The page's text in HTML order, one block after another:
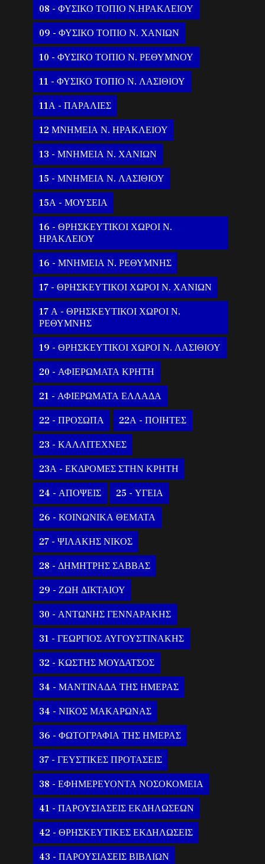
08 - ΦΥΣΙΚΟ ΤΟΠΙΟ Ν.ΗΡΑΚΛΕΙΟΥ
09 - ΦΥΣΙΚΟ ΤΟΠΙΟ Ν. ΧΑΝΙΩΝ
10 - ΦΥΣΙΚΟ ΤΟΠΙΟ Ν. ΡΕΘΥΜΝΟΥ
11 - ΦΥΣΙΚΟ ΤΟΠΙΟ Ν. ΛΑΣΙΘΙΟΥ
11Α - ΠΑΡΑΛΙΕΣ
12 ΜΝΗΜΕΙΑ Ν. ΗΡΑΚΛΕΙΟΥ
13 - ΜΝΗΜΕΙΑ Ν. ΧΑΝΙΩΝ
15 - ΜΝΗΜΕΙΑ Ν. ΛΑΣΙΘΙΟΥ
15Α - ΜΟΥΣΕΙΑ
16 - ΘΡΗΣΚΕΥΤΙΚΟΙ ΧΩΡΟΙ Ν.
ΗΡΑΚΛΕΙΟΥ
16 - ΜΝΗΜΕΙΑ Ν. ΡΕΘΥΜΝΗΣ
17 - ΘΡΗΣΚΕΥΤΙΚΟΙ ΧΩΡΟΙ Ν. ΧΑΝΙΩΝ
17 Α - ΘΡΗΣΚΕΥΤΙΚΟΙ ΧΩΡΟΙ Ν.
ΡΕΘΥΜΝΗΣ
19 - ΘΡΗΣΚΕΥΤΙΚΟΙ ΧΩΡΟΙ Ν. ΛΑΣΙΘΙΟΥ
20 - ΑΦΙΕΡΩΜΑΤΑ ΚΡΗΤΗ
21 - ΑΦΙΕΡΩΜΑΤΑ ΕΛΛΑΔΑ
22 - ΠΡΟΣΩΠΑ 22Α - ΠΟΙΗΤΕΣ
23 - ΚΑΛΛΙΤΕΧΝΕΣ
23Α - ΕΚΔΡΟΜΕΣ ΣΤΗΝ ΚΡΗΤΗ
24 - ΑΠΟΨΕΙΣ 25 - ΥΓΕΙΑ
26 - ΚΟΙΝΩΝΙΚΑ ΘΕΜΑΤΑ
27 - ΨΙΛΑΚΗΣ ΝΙΚΟΣ
28 - ΔΗΜΗΤΡΗΣ ΣΑΒΒΑΣ
29 - ΖΩΗ ΔΙΚΤΑΙΟΥ
30 - ΑΝΤΩΝΗΣ ΓΕΝΝΑΡΑΚΗΣ
31 - ΓΕΩΡΓΙΟΣ ΑΥΓΟΥΣΤΙΝΑΚΗΣ
32 - ΚΩΣΤΗΣ ΜΟΥΔΑΤΣΟΣ
34 - ΜΑΝΤΙΝΑΔΑ ΤΗΣ ΗΜΕΡΑΣ
34 - ΝΙΚΟΣ ΜΑΚΑΡΩΝΑΣ
36 - ΦΩΤΟΓΡΑΦΙΑ ΤΗΣ ΗΜΕΡΑΣ
37 - ΓΕΥΣΤΙΚΕΣ ΠΡΟΤΑΣΕΙΣ
38 - ΕΦΗΜΕΡΕΥΟΝΤΑ ΝΟΣΟΚΟΜΕΙΑ
41 - ΠΑΡΟΥΣΙΑΣΕΙΣ ΕΚΔΗΛΩΣΕΩΝ
42 - ΘΡΗΣΚΕΥΤΙΚΕΣ ΕΚΔΗΛΩΣΕΙΣ
43 - ΠΑΡΟΥΣΙΑΣΕΙΣ ΒΙΒΛΙΩΝ